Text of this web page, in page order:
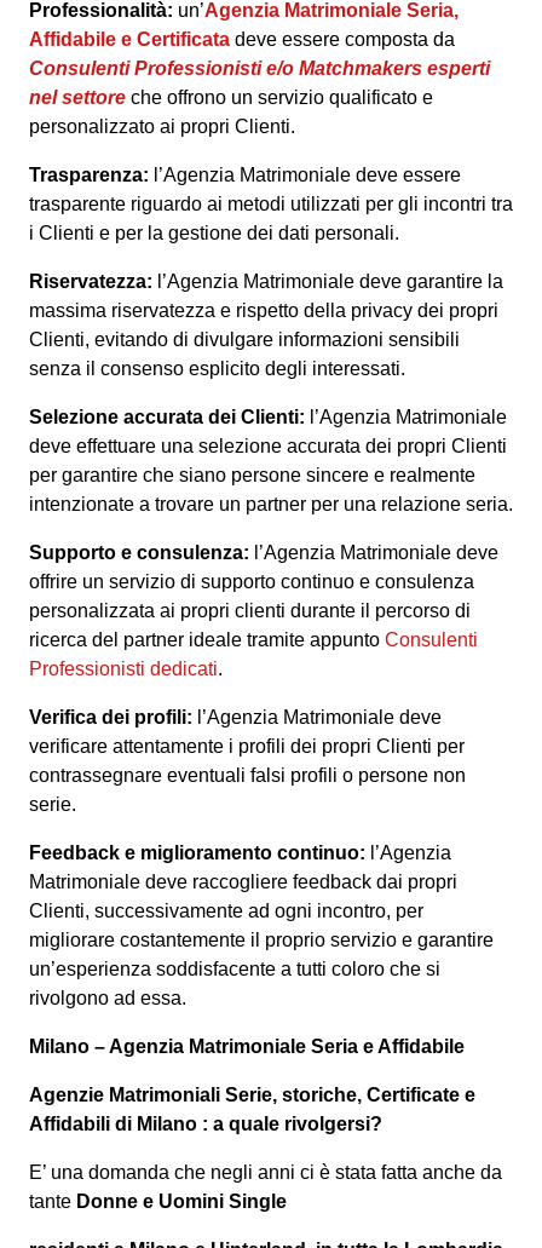
Professionalità: un’Agenzia Matrimoniale Seria,
Affidabile e Certificata deve essere composta da
Consulenti Professionisti e/o Matchmakers esperti
nel settore che offrono un servizio qualificato e
personalizzato ai propri Clienti.
Trasparenza: l’Agenzia Matrimoniale deve essere
trasparente riguardo ai metodi utilizzati per gli incontri tra
i Clienti e per la gestione dei dati personali.
Riservatezza: l’Agenzia Matrimoniale deve garantire la
massima riservatezza e rispetto della privacy dei propri
Clienti, evitando di divulgare informazioni sensibili
senza il consenso esplicito degli interessati.
Selezione accurata dei Clienti: l’Agenzia Matrimoniale
deve effettuare una selezione accurata dei propri Clienti
per garantire che siano persone sincere e realmente
intenzionate a trovare un partner per una relazione seria.
Supporto e consulenza: l’Agenzia Matrimoniale deve
offrire un servizio di supporto continuo e consulenza
personalizzata ai propri clienti durante il percorso di
ricerca del partner ideale tramite appunto Consulenti
Professionisti dedicati.
Verifica dei profili: l’Agenzia Matrimoniale deve
verificare attentamente i profili dei propri Clienti per
contrassegnare eventuali falsi profili o persone non
serie.
Feedback e miglioramento continuo: l’Agenzia
Matrimoniale deve raccogliere feedback dai propri
Clienti, successivamente ad ogni incontro, per
migliorare costantemente il proprio servizio e garantire
un’esperienza soddisfacente a tutti coloro che si
rivolgono ad essa.
Milano – Agenzia Matrimoniale Seria e Affidabile
Agenzie Matrimoniali Serie, storiche, Certificate e
Affidabili di Milano : a quale rivolgersi?
E’ una domanda che negli anni ci è stata fatta anche da
tante Donne e Uomini Single